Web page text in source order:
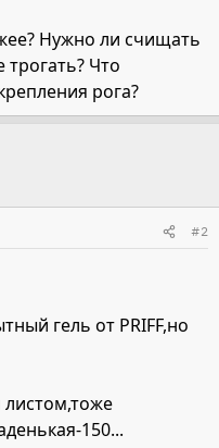
Нужно ли счищать
Что
рога?
#2
гель от PRIFF,но
150...